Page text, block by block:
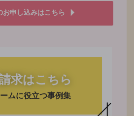
お申し込みはこちら
求はこちら
ムに役立つ事例集